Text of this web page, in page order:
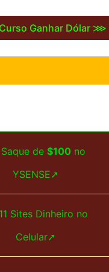
Curso Ganhar Dólar ⋙
Saque de $100no
YSENSE➚
11 Sites Dinheiro no
Celular➚